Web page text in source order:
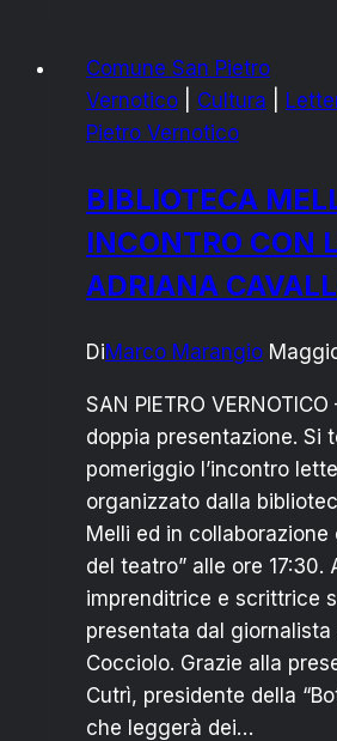
Comune San Pietro
Vernotico
Cultura
Pietro Vernotico
BIBLIOTECA
INCONTRO CON
ADRIANA
DiMarco Marangio
SAN PIETRO
doppia presentazione. Si
pomeriggio l’incontro
organizzato dalla
Melli ed in collaborazione
del teatro” alle ore 17:30.
imprenditrice e scrittrice
presentata dal giornalista
Cocciolo. Grazie alla
Cutrì, presidente della
che leggerà dei…